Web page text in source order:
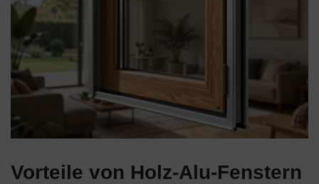
Vorteile von Holz-Alu-Fenstern